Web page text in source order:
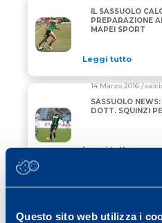
Questo sito web utilizza i
IL SASSUOLO
PREPARAZIONE
MAPEI SPORT
Leggi tutto
14 Marzo 2016 /
SASSUOLO
DOTT. SQUINZI
Leggi tutto